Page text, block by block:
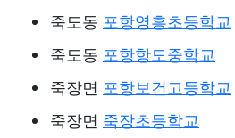
죽도동 포항영흥초등학교
죽도동 포항항도중학교
죽장면 포항보건고등학교
죽장면 죽장초등학교